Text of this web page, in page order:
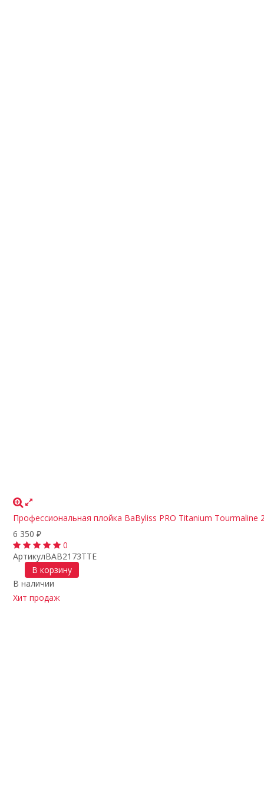
Профессиональная плойка BaByliss PRO Titanium Tourmaline
6 350 ₽
0
АртикулBAB2173TTE
В корзину
В наличии
Хит продаж